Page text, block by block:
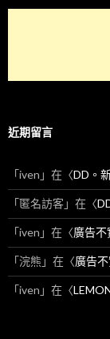
近期留言
「iven 」在〈DD。
「匿名訪客」在〈
「iven 」在〈廣告不
「浣熊 」在〈廣告
「iven 」在〈